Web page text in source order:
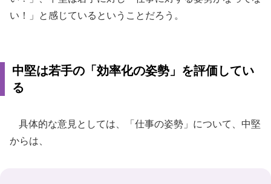
い！」と感じているということだろう。
中堅は若手の「効率化の姿勢」を評価してい
る
具体的な意見としては、「仕事の姿勢」について、中堅
からは、